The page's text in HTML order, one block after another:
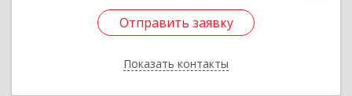
Отправить заявку
Показать контакты
Отправить заявку
Назад